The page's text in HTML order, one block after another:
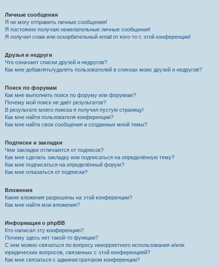
Личные сообщения
Я не могу отправить личные сообщения!
Я постоянно получаю нежелательные личные сообщения!
Я получил спам или оскорбительный email от кого-то с этой конференции!
Друзья и недруги
Что означают списки друзей и недругов?
Как мне добавлять/удалять пользователей в списках моих друзей и недругов?
Поиск по форумам
Как мне выполнить поиск по форуму или форумам?
Почему мой поиск не даёт результатов?
В результате моего поиска я получил пустую страницу!
Как мне найти пользователя конференции?
Как мне найти свои сообщения и созданные мной темы?
Подписки и закладки
Чем закладки отличаются от подписок?
Как мне сделать закладку или подписаться на определённую тему?
Как мне подписаться на определённый форум?
Как мне отказаться от подписки?
Вложения
Какие вложения разрешены на этой конференции?
Как мне найти мои вложения?
Информация о phpBB
Кто написал эту конференцию?
Почему здесь нет такой-то функции?
С кем можно связаться по вопросу некорректного использования и/или
юридических вопросов, связанных с этой конференцией?
Как мне связаться с администратором конференции?